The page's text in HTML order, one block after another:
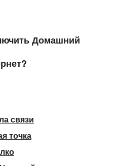
Домашний
связи
точка